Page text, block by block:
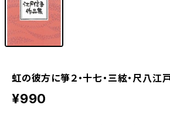
虹の彼方に箏２・十七・三絃・尺八
¥990